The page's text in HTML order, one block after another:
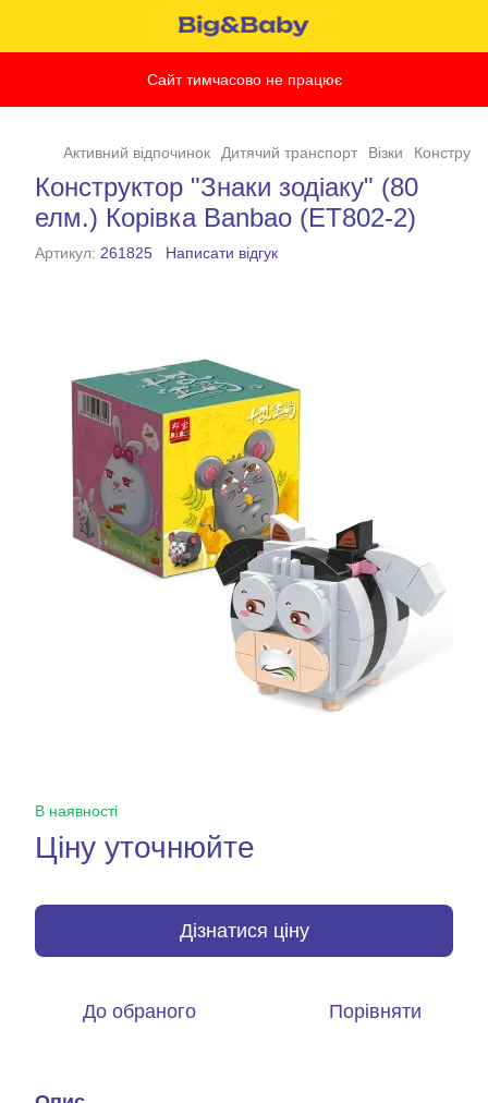
Сайт тимчасово не працює
Активний відпочинок Дитячий транспорт Візки
Конструктор "Знаки зодіаку" (80
елм.) Корівка Banbao (ET802-2)
Артикул: 261825 Написати відгук
В наявності
Ціну уточнюйте
Дізнатися ціну
До обраного Порівняти